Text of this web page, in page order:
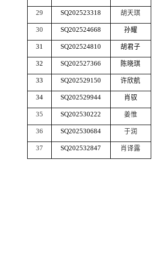
29 SQ202523318 胡天琪
30 SQ202524668 孙耀
31 SQ202524810 胡君子
32 SQ202527366 陈晓琪
33 SQ202529150 许欣航
34 SQ202529944 肖驭
35 SQ202530222 姜惟
36 SQ202530684 于润
37 SQ202532847 肖译露